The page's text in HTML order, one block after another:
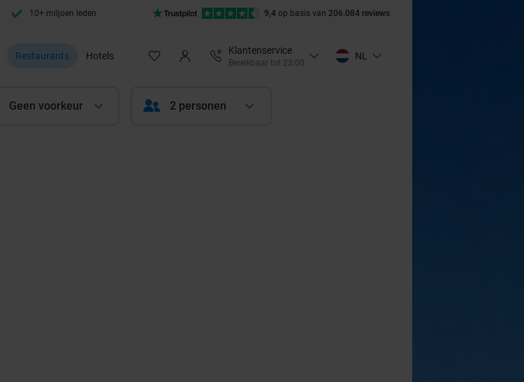
10+ miljoen leden 9,4 op basis van 206.084 reviews
Restaurants Hotels
Klantenservice
Bereikbaar tot 23:00
NL
Geen voorkeur 2 personen